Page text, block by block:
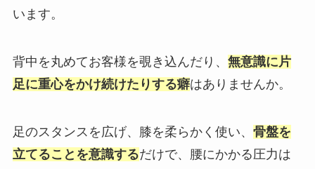
います。
背中を丸めてお客様を覗き込んだり、 無意識に片
足に重心をかけ続けたりする癖はありませんか。
足のスタンスを広げ、膝を柔らかく使い、 骨盤を
立てることを意識するだけで、腰にかかる圧力は